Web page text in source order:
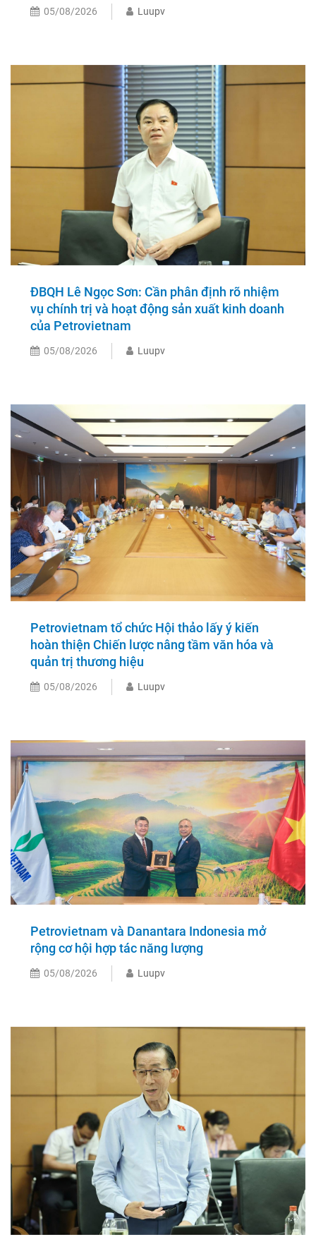
05/08/2026 Luupv
ĐBQH Lê Ngọc Sơn: Cần phân định rõ nhiệm
vụ chính trị và hoạt động sản xuất kinh doanh
của Petrovietnam
05/08/2026 Luupv
Petrovietnam tổ chức Hội thảo lấy ý kiến
hoàn thiện Chiến lược nâng tầm văn hóa và
quản trị thương hiệu
05/08/2026 Luupv
Petrovietnam và Danantara Indonesia mở
rộng cơ hội hợp tác năng lượng
05/08/2026 Luupv